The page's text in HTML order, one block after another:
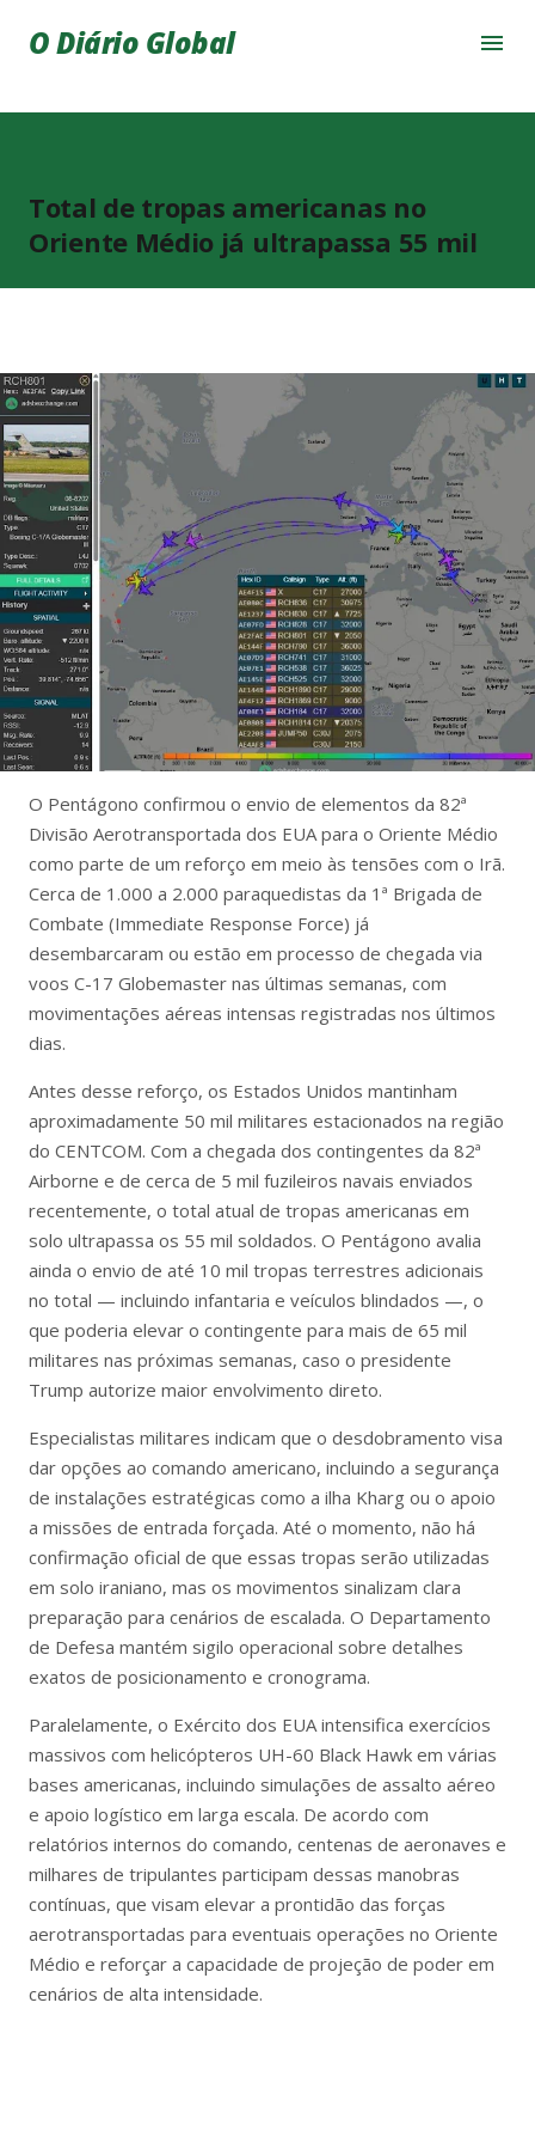
Pular para o conteúdo principal
O Diário Global
Total de tropas americanas no
Oriente Médio já ultrapassa 55 mil
O Pentágono confirmou o envio de elementos da 82ª
Divisão Aerotransportada dos EUA para o Oriente Médio
como parte de um reforço em meio às tensões com o Irã.
Cerca de 1.000 a 2.000 paraquedistas da 1ª Brigada de
Combate (Immediate Response Force) já
desembarcaram ou estão em processo de chegada via
voos C-17 Globemaster nas últimas semanas, com
movimentações aéreas intensas registradas nos últimos
dias.
Antes desse reforço, os Estados Unidos mantinham
aproximadamente 50 mil militares estacionados na região
do CENTCOM. Com a chegada dos contingentes da 82ª
Airborne e de cerca de 5 mil fuzileiros navais enviados
recentemente, o total atual de tropas americanas em
solo ultrapassa os 55 mil soldados. O Pentágono avalia
ainda o envio de até 10 mil tropas terrestres adicionais
no total — incluindo infantaria e veículos blindados —, o
que poderia elevar o contingente para mais de 65 mil
militares nas próximas semanas, caso o presidente
Trump autorize maior envolvimento direto.
Especialistas militares indicam que o desdobramento visa
dar opções ao comando americano, incluindo a segurança
de instalações estratégicas como a ilha Kharg ou o apoio
a missões de entrada forçada. Até o momento, não há
confirmação oficial de que essas tropas serão utilizadas
em solo iraniano, mas os movimentos sinalizam clara
preparação para cenários de escalada. O Departamento
de Defesa mantém sigilo operacional sobre detalhes
exatos de posicionamento e cronograma.
Paralelamente, o Exército dos EUA intensifica exercícios
massivos com helicópteros UH-60 Black Hawk em várias
bases americanas, incluindo simulações de assalto aéreo
e apoio logístico em larga escala. De acordo com
relatórios internos do comando, centenas de aeronaves e
milhares de tripulantes participam dessas manobras
contínuas, que visam elevar a prontidão das forças
aerotransportadas para eventuais operações no Oriente
Médio e reforçar a capacidade de projeção de poder em
cenários de alta intensidade.